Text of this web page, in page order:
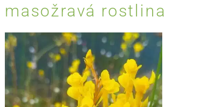
masožravá rostlina